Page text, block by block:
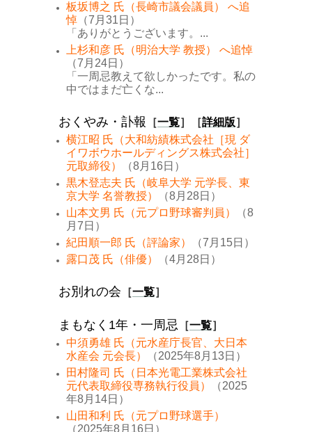
板坂博之 氏（長崎市議会議員） へ追
悼 （7月31日）
「ありがとうございます。...
上杉和彦 氏（明治大学 教授） へ追悼
（7月24日）
「一周忌教えて欲しかったです。私の
中ではまだ亡くな...
おくやみ・訃報 ［一覧］［詳細版］
横江昭 氏（大和紡績株式会社［現 ダ
イワボウホールディングス株式会社］
元取締役）
（8月16日）
黒木登志夫 氏（岐阜大学 元学長、東
京大学 名誉教授）
（8月28日）
山本文男 氏（元プロ野球審判員）
（8
月7日）
紀田順一郎 氏（評論家）
（7月15日）
露口茂 氏（俳優）
（4月28日）
お別れの会 ［一覧］
まもなく1年・一周忌 ［一覧］
中須勇雄 氏（元水産庁長官、大日本
水産会 元会長）
（2025年8月13日）
田村隆司 氏（日本光電工業株式会社
元代表取締役専務執行役員）
（2025
年8月14日）
山田和利 氏（元プロ野球選手）
（2025年8月16日）